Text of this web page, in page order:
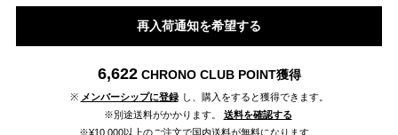
再入荷通知を希望する
6,622 CHRONO CLUB POINT獲得
※ メンバーシップに登録 し、購入をすると獲得できます。
※別途送料がかかります。
送料を確認する
※¥10,000以上のご注文で国内送料が無料になります。